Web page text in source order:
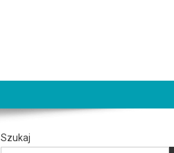
Szukaj